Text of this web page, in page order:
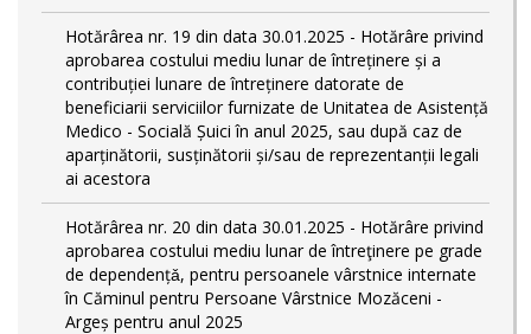
Hotărârea nr. 19 din data 30.01.2025 - Hotărâre privind
aprobarea costului mediu lunar de întreținere și a
contribuției lunare de întreținere datorate de
beneficiarii serviciilor furnizate de Unitatea de Asistență
Medico - Socială Șuici în anul 2025, sau după caz de
aparținătorii, susținătorii și/sau de reprezentanții legali
ai acestora
Hotărârea nr. 20 din data 30.01.2025 - Hotărâre privind
aprobarea costului mediu lunar de întreţinere pe grade
de dependențǎ, pentru persoanele vârstnice internate
în Căminul pentru Persoane Vârstnice Mozăceni -
Argeș pentru anul 2025